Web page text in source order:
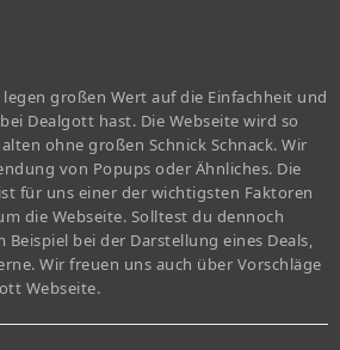
großen Wert auf die Einfachheit und
Dealgott hast. Die Webseite wird so
ohne großen Schnick Schnack. Wir
von Popups oder Ähnliches. Die
für uns einer der wichtigsten Faktoren
die Webseite. Solltest du dennoch
Beispiel bei der Darstellung eines Deals,
Wir freuen uns auch über Vorschläge
Webseite.